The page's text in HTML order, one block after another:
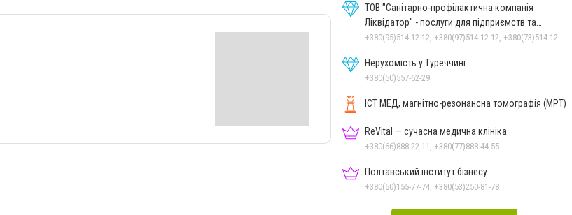
ТОВ "Санітарно-профілактична компанія
Ліквідатор" - послуги для підприємств та
населення
Нерухомість у Туреччині
+380(50)557-62-29
ІСТ МЕД, магнітно-резонансна томографія (МРТ)
ReVital — сучасна медична клініка
+380(66)888-22-11, +380(77)888-44-55
Полтавський інститут бізнесу
+380(50)155-77-74, +380(53)250-81-78